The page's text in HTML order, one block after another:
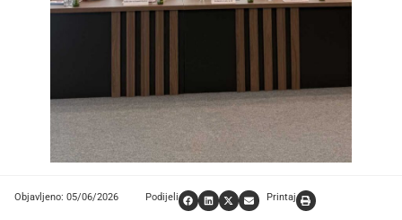
Objavljeno: 05/06/2026 Podijeli Printaj